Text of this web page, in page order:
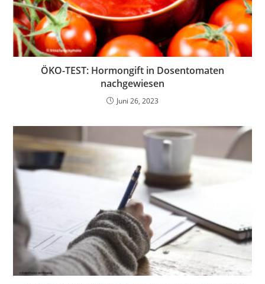
ÖKO-TEST: Hormongift in Dosentomaten
nachgewiesen
Juni 26, 2023